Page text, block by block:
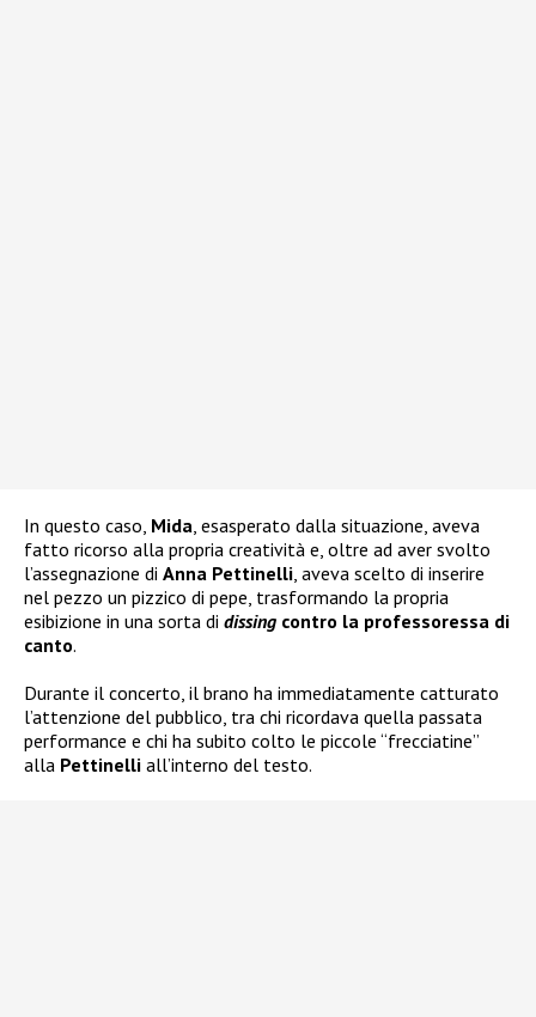
In questo caso, Mida , esasperato dalla situazione, aveva
fatto ricorso alla propria creatività e, oltre ad aver svolto
l’assegnazione di Anna Pettinelli , aveva scelto di inserire
nel pezzo un pizzico di pepe, trasformando la propria
esibizione in una sorta di dissing contro la professoressa di
canto.
Durante il concerto, il brano ha immediatamente catturato
l’attenzione del pubblico, tra chi ricordava quella passata
performance e chi ha subito colto le piccole “frecciatine”
alla Pettinelli all’interno del testo.